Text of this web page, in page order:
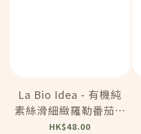
La Bio Idea - 有機純
素絲滑細緻羅勒番茄泥
(680克) (12626)
HK$48.00